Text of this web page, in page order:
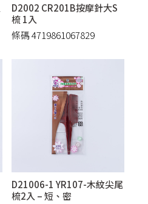
D2002 CR201B按摩針大S
梳 1入
條碼 4719861067829
D21006-1 YR107-木紋尖尾
梳2入 – 短、密